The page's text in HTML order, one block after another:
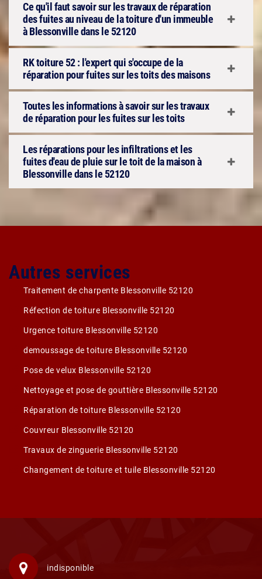
Ce qu'il faut savoir sur les travaux de réparation
des fuites au niveau de la toiture d'un immeuble
à Blessonville dans le 52120
RK toiture 52 : l'expert qui s'occupe de la
réparation pour fuites sur les toits des maisons
Toutes les informations à savoir sur les travaux
de réparation pour les fuites sur les toits
Les réparations pour les infiltrations et les
fuites d'eau de pluie sur le toit de la maison à
Blessonville dans le 52120
Autres services
Traitement de charpente Blessonville 52120
Réfection de toiture Blessonville 52120
Urgence toiture Blessonville 52120
demoussage de toiture Blessonville 52120
Pose de velux Blessonville 52120
Nettoyage et pose de gouttière Blessonville 52120
Réparation de toiture Blessonville 52120
Couvreur Blessonville 52120
Travaux de zinguerie Blessonville 52120
Changement de toiture et tuile Blessonville 52120
indisponible